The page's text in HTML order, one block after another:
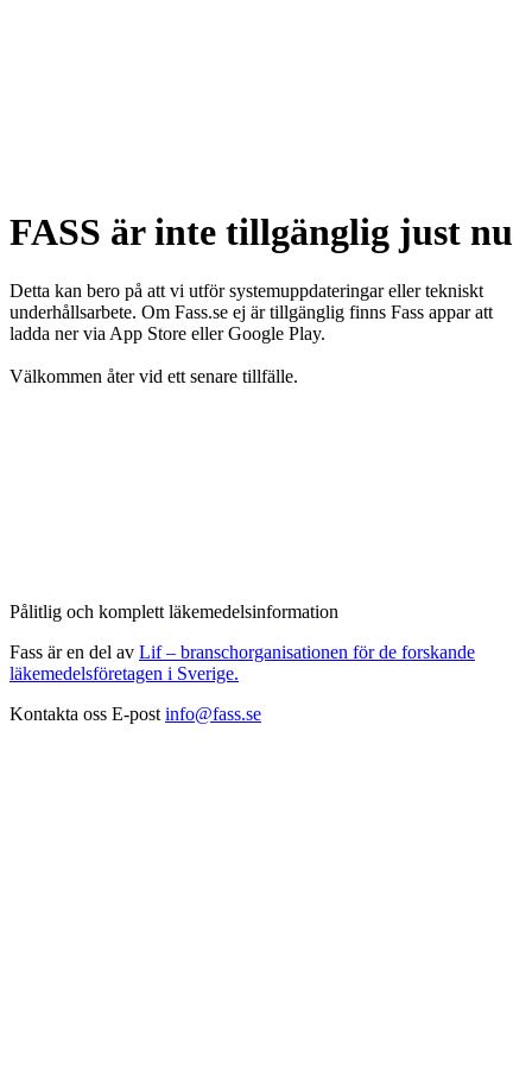
FASS är inte tillgänglig just nu
Detta kan bero på att vi utför systemuppdateringar eller tekniskt
underhållsarbete. Om Fass.se ej är tillgänglig finns Fass appar att
ladda ner via App Store eller Google Play.
Välkommen åter vid ett senare tillfälle.
Pålitlig och komplett läkemedelsinformation
Fass är en del av Lif – branschorganisationen för de forskande
läkemedelsföretagen i Sverige.
Kontakta oss E-post info@fass.se